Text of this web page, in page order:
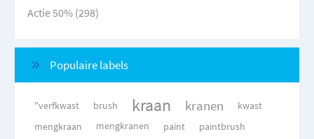
Actie 50% (298)
Populaire labels
"verfkwast brush kraan kranen
kwast
mengkraan
mengkranen paint
paintbrush